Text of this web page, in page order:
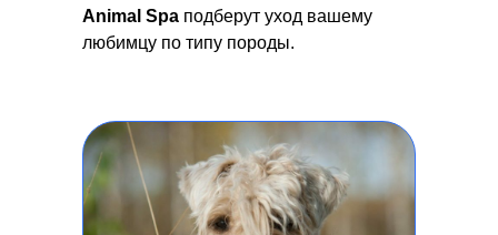
Animal Spa подберут уход вашему
любимцу по типу породы.